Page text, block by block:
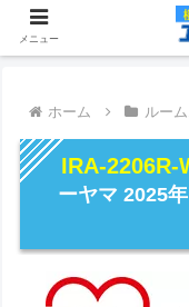
ホーム ルー
IRA-2206R-
ーヤマ 2025
メニュー